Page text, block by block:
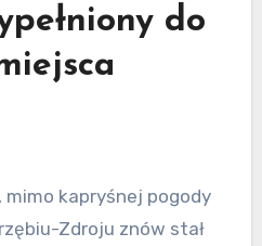
do
Zdroju znów stał